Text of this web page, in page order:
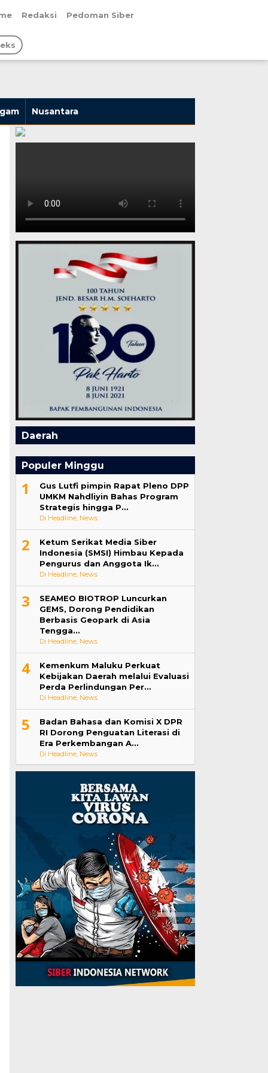
Redaksi Pedoman Siber
Nusantara
Daerah
Populer Minggu
1
Gus Lutfi pimpin Rapat Pleno DPP
UMKM Nahdliyin Bahas Program
Strategis hingga P…
Di Headline, News
2
Ketum Serikat Media Siber
Indonesia (SMSI) Himbau Kepada
Pengurus dan Anggota Ik…
Di Headline, News
3
SEAMEO BIOTROP Luncurkan
GEMS, Dorong Pendidikan
Berbasis Geopark di Asia
Tengga…
Di Headline, News
4
Kemenkum Maluku Perkuat
Kebijakan Daerah melalui Evaluasi
Perda Perlindungan Per…
Di Headline, News
5
Badan Bahasa dan Komisi X DPR
RI Dorong Penguatan Literasi di
Era Perkembangan A…
Di Headline, News